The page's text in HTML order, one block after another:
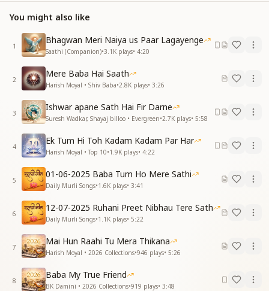
किसको ख़बर है कौन, साथ है हमारे
जिसकी नज़र से चलते,चांद और तारे
चांद और तारे
कितनी ही बार तुमने पार है उतारा
साथ तुम्हारा प्रभु कितना है प्यारा
साथ तुम्हारा प्रभु ..
मग मपधमग रेसारे मप मगरेनिसा
अपना गगन अब तो,अपनी ज़मीं है
तू मिल गया तो फिर हमें क्या कमी है
हमें क्या कमी है
कितना हसीं लगता हर एक नज़ारा
साथ तुम्हारा प्रभु कितना है प्यारा
साथ तुम्हारा प्रभु कितना है प्यारा
मिल गई मंज़िल, मिल गया किनारा
मिल गया किनारा
साथ तुम्हारा प्रभु कितना है प्यारा ऊं ऊं ऊं ऊं ऊं ऊं
साथ तुम्हारा प्रभु कितना है प्यारा
साथ तुम्हारा प्रभु कितना है प्यारा
साथ तुम्हारा प्रभु ...."
You might also like
1
Bhagwan Meri Naiya us Paar Lagayenge
Saathi (Companion)•3.1K plays• 4:20
2
Mere Baba Hai Saath
Harish Moyal • Shiv Baba•2.8K plays• 3:26
3
Ishwar apane Sath Hai Fir Darne
Suresh Wadkar, Shayaj billoo • Evergreen•2.7K plays• 5:58
4
Ek Tum Hi Toh Kadam Kadam Par Har
Harish Moyal • Top 10•1.9K plays• 4:22
5
01-06-2025 Baba Tum Ho Mere Sathi
Daily Murli Songs•1.6K plays• 3:41
6
12-07-2025 Ruhani Preet Nibhau Tere Sath
Daily Murli Songs•1.1K plays• 5:22
7
Mai Hun Raahi Tu Mera Thikana
Harish Moyal • 2026 Collections•946 plays• 5:26
8
Baba My True Friend
BK Damini • 2026 Collections•919 plays• 3:48